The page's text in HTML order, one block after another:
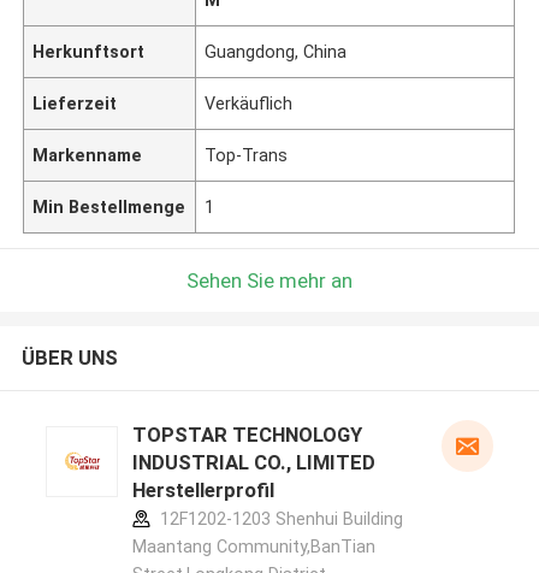
Herkunftsort Guangdong, China
Lieferzeit Verkäuflich
Markenname Top-Trans
Min Bestellmenge 1
Sehen Sie mehr an
ÜBER UNS
TOPSTAR TECHNOLOGY
INDUSTRIAL CO., LIMITED
Herstellerprofil
12F1202-1203 Shenhui Building
Maantang Community,BanTian